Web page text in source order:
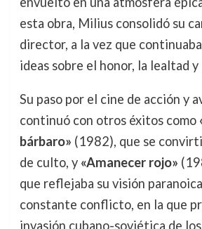
esta obra, Milius consolidó su
director, a la vez que
ideas sobre el honor, la lealtad y
Su paso por el cine de acción y
continuó con otros éxitos como
bárbaro» (1982), que se
de culto, y «Amanecer rojo»
que reflejaba su visión
constante conflicto, en la que
invasión cubano-soviética de